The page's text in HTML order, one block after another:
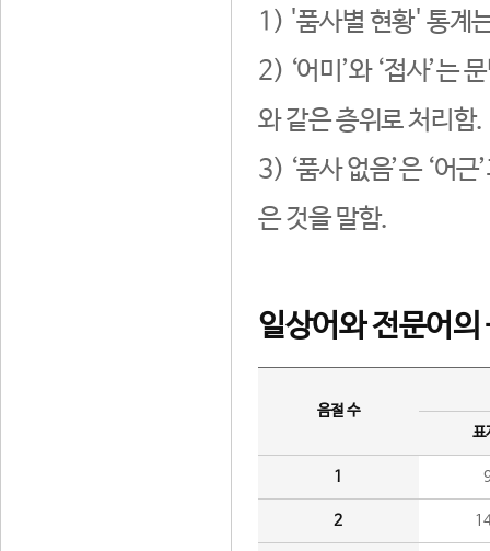
1) '품사별 현황' 통계
2) ‘어미’와 ‘접사’는
와 같은 층위로 처리함.
3) ‘품사 없음’은 ‘어
은 것을 말함.
일상어와 전문어의
음절 수
표
1
2